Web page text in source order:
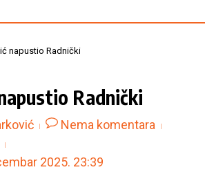
napustio Radnički
Radnički
Nema komentara
2025. 23:39